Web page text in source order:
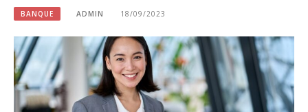
BANQUE ADMIN 18/09/2023